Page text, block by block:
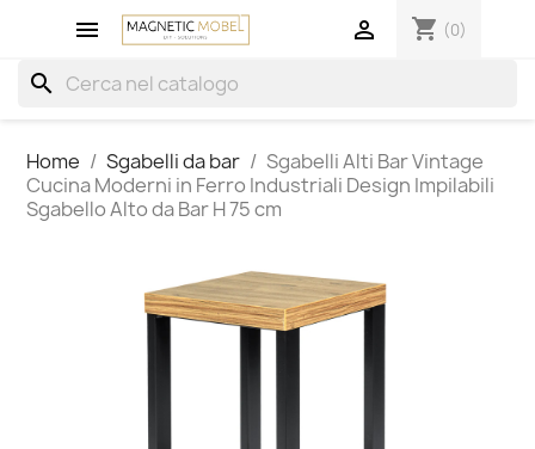
 shopping_cart (0)

search
Home Sgabelli da bar
Sgabelli Alti Bar Vintage
Cucina Moderni in Ferro Industriali Design Impilabili
Sgabello Alto da Bar H 75 cm